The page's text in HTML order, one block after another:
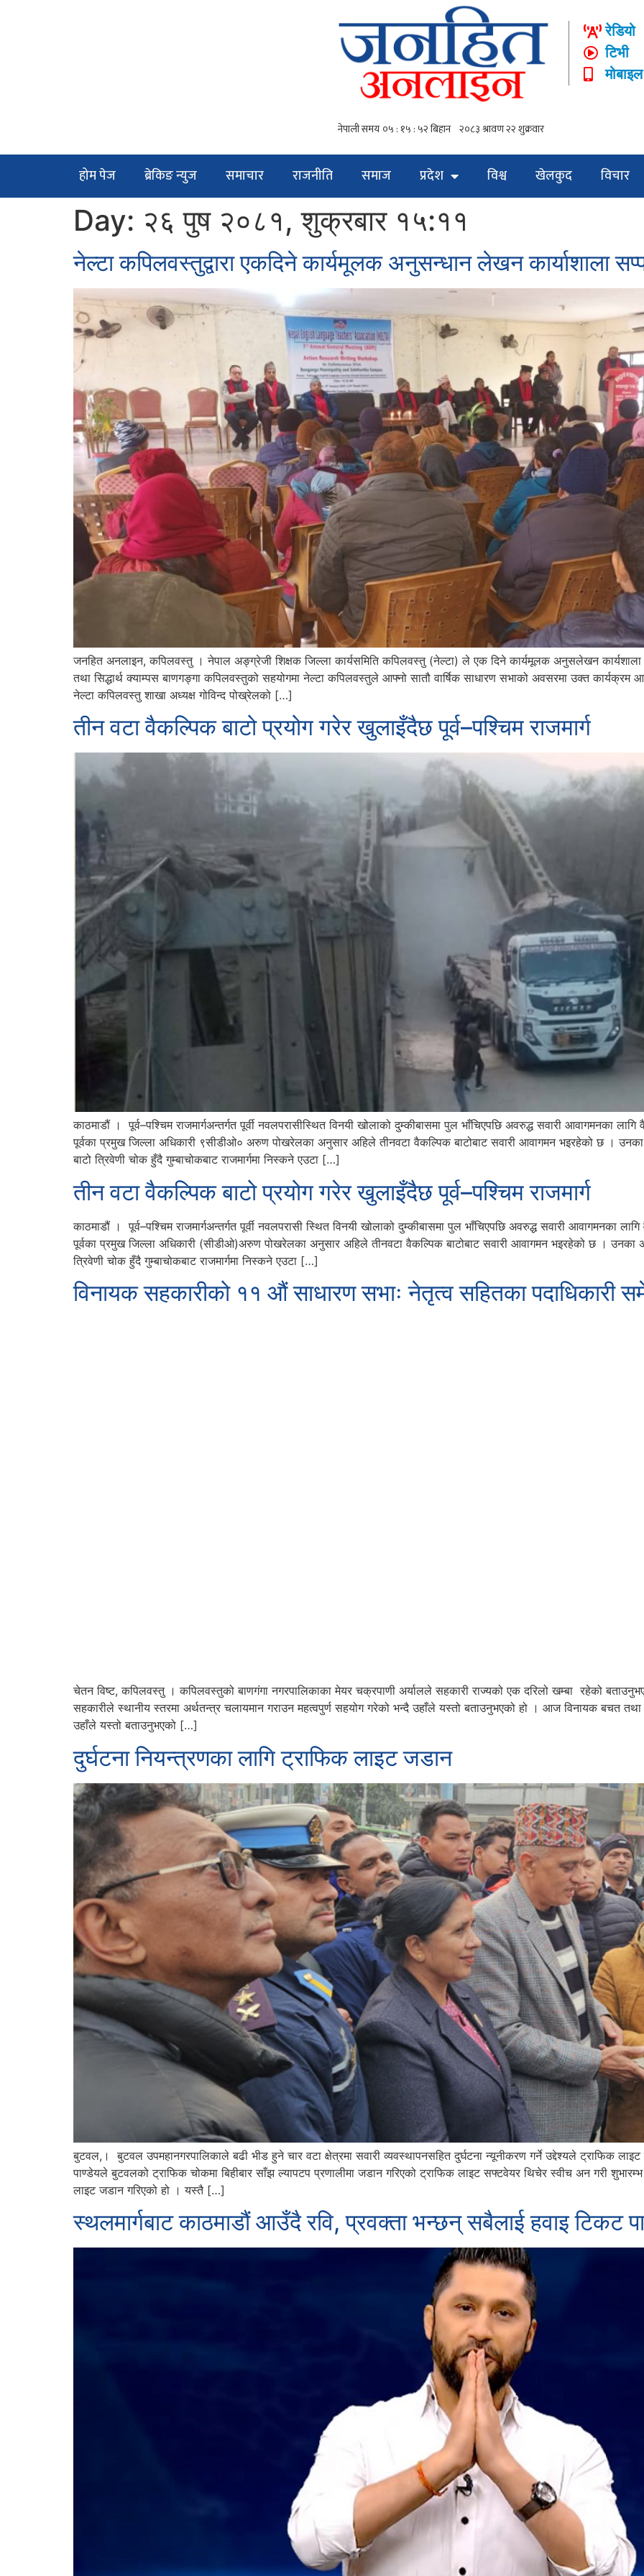
रेडियो
टिभी
मोबाइल
होम पेज ब्रेकिङ न्युज समाचार राजनीति समाज प्रदेश विश्व खेलकुद विचार
Day: २६ पुष २०८१, शुक्रबार १५:११
नेल्टा कपिलवस्तुद्वारा एकदिने कार्यमूलक अनुसन्धान लेखन कार्याशाला
जनहित अनलाइन, कपिलवस्तु । नेपाल अङ्ग्रेजी शिक्षक जिल्ला कार्यसमिति कपिलवस्तु (नेल्टा) ले एक दिने कार्यमूलक अनुसलेखन
तथा सिद्धार्थ क्याम्पस बाणगङ्गा कपिलवस्तुको सहयोगमा नेल्टा कपिलवस्तुले आफ्नो सातौ वार्षिक साधारण सभाको अवसरमा उक्त
नेल्टा कपिलवस्तु शाखा अध्यक्ष गोविन्द पोख्रेलको […]
तीन वटा वैकल्पिक बाटो प्रयोग गरेर खुलाइँदैछ पूर्व–पश्चिम राजमार्ग
काठमाडौं । पूर्व–पश्चिम राजमार्गअन्तर्गत पूर्वी नवलपरासीस्थित विनयी खोलाको दुम्कीबासमा पुल भाँचिएपछि अवरुद्ध सवारी आवागमनका
पूर्वका प्रमुख जिल्ला अधिकारी ९सीडीओ० अरुण पोखरेलका अनुसार अहिले तीनवटा वैकल्पिक बाटोबाट सवारी आवागमन भइरहेको छ । उनका
बाटो त्रिवेणी चोक हुँदै गुम्बाचोकबाट राजमार्गमा निस्कने एउटा […]
तीन वटा वैकल्पिक बाटो प्रयोग गरेर खुलाइँदैछ पूर्व–पश्चिम राजमार्ग
काठमाडौं । पूर्व–पश्चिम राजमार्गअन्तर्गत पूर्वी नवलपरासी स्थित विनयी खोलाको दुम्कीबासमा पुल भाँचिएपछि अवरुद्ध सवारी आवागमनका
पूर्वका प्रमुख जिल्ला अधिकारी (सीडीओ)अरुण पोखरेलका अनुसार अहिले तीनवटा वैकल्पिक बाटोबाट सवारी आवागमन भइरहेको छ । उनका
त्रिवेणी चोक हुँदै गुम्बाचोकबाट राजमार्गमा निस्कने एउटा […]
विनायक सहकारीको ११ औं साधारण सभाः नेतृत्व सहितका पदाधिकारी
चेतन विष्ट, कपिलवस्तु । कपिलवस्तुको बाणगंगा नगरपालिकाका मेयर चक्रपाणी अर्यालले सहकारी राज्यको एक दरिलो खम्बा रहेको
सहकारीले स्थानीय स्तरमा अर्थतन्त्र चलायमान गराउन महत्वपुर्ण सहयोग गरेको भन्दै उहाँले यस्तो बताउनुभएको हो । आज विनायक बचत
उहाँले यस्तो बताउनुभएको […]
दुर्घटना नियन्त्रणका लागि ट्राफिक लाइट जडान
बुटवल,। बुटवल उपमहानगरपालिकाले बढी भीड हुने चार वटा क्षेत्रमा सवारी व्यवस्थापनसहित दुर्घटना न्यूनीकरण गर्ने उद्देश्यले ट्राफिक
पाण्डेयले बुटवलको ट्राफिक चोकमा बिहीबार साँझ ल्यापटप प्रणालीमा जडान गरिएको ट्राफिक लाइट सफ्टवेयर थिचेर स्वीच अन गरी
लाइट जडान गरिएको हो । यस्तै […]
स्थलमार्गबाट काठमाडौं आउँदै रवि, प्रवक्ता भन्छन् सबैलाई हवाइ टिकट